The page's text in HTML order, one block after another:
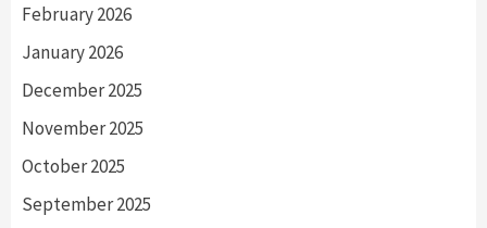
February 2026
January 2026
December 2025
November 2025
October 2025
September 2025